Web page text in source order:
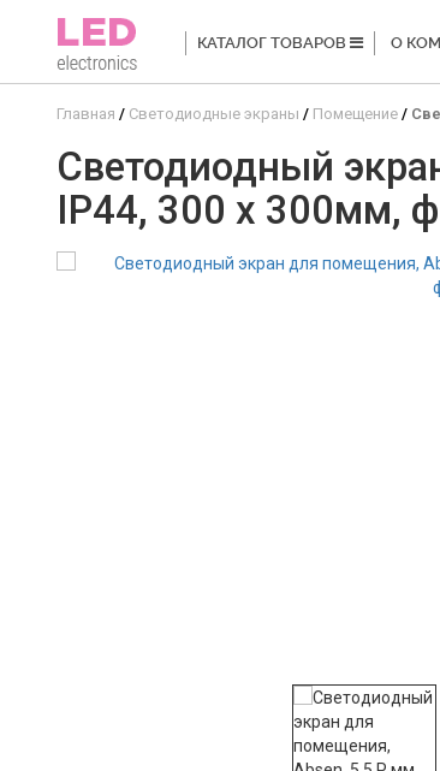
КАТАЛОГ ТОВАРОВ О
Главная Светодиодные экраны Помещение
Светодиодный
IP44, 300 x 300мм,